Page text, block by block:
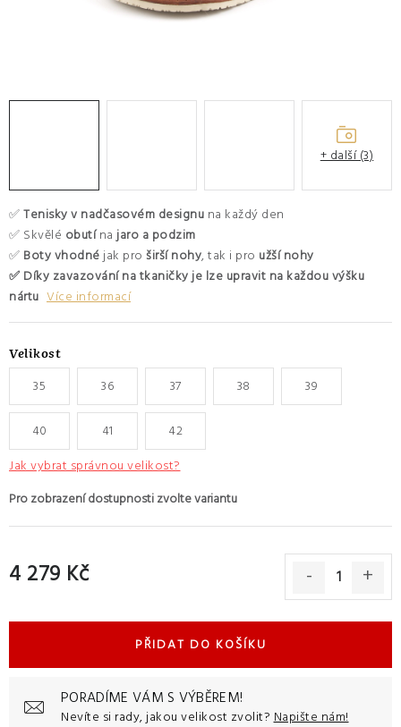
Výměna a vrácení zboží
Kontakty
✅ Tenisky v nadčasovém designu na každý den
✅ Skvělé obutína jaro a podzim
✅ Boty vhodné jak pro širší nohy, tak i pro užší nohy
✅ Díky zavazování na tkaničky je lze upravit na každou výšku
nártu Více informací
Velikost
35
36 37 38 39
40 41
42
Jak vybrat správnou velikost?
4 279 Kč
PŘIDAT DO KOŠÍKU
PORADÍME VÁM S VÝBĚREM!
Nevíte si rady, jakou velikost zvolit?Napište nám!
+ další (3)